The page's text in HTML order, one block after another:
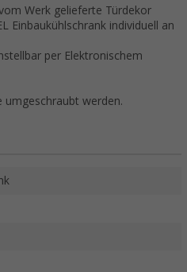
Werk gelieferte Türdekor
Einbaukühlschrank individuell an
per Elektronischem
umgeschraubt werden.